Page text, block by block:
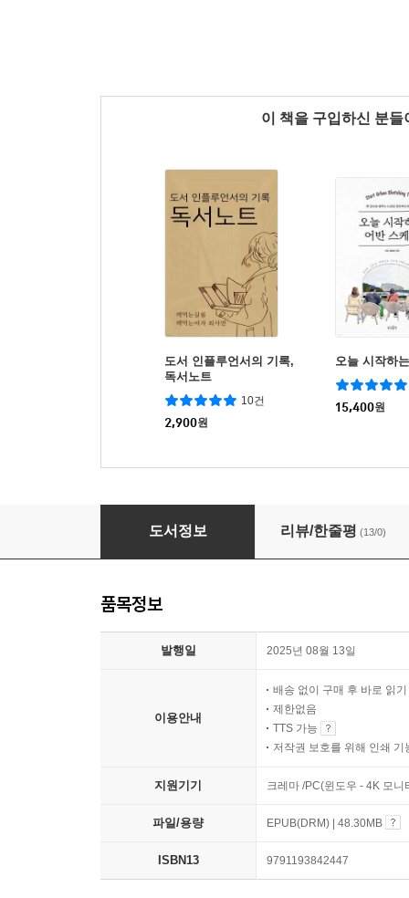
이 책을 구입하신 분
도서 인플루언서의 기록,
독서노트
10건
2,900원
오늘 시작하
15,400원
나의 느슨한 기록 일지
도서정보 리뷰/한줄평 (13/0)
품목정보
발행일 2025년 08월 13일
이용안내
배송 없이 구매 후 바로 읽기
제한없음
TTS 가능
저작권 보호를 위해 인쇄 기
지원기기 크레마 /PC(윈도우 - 4K 모
파일/용량 EPUB(DRM) | 48.30MB
ISBN13 9791193842447